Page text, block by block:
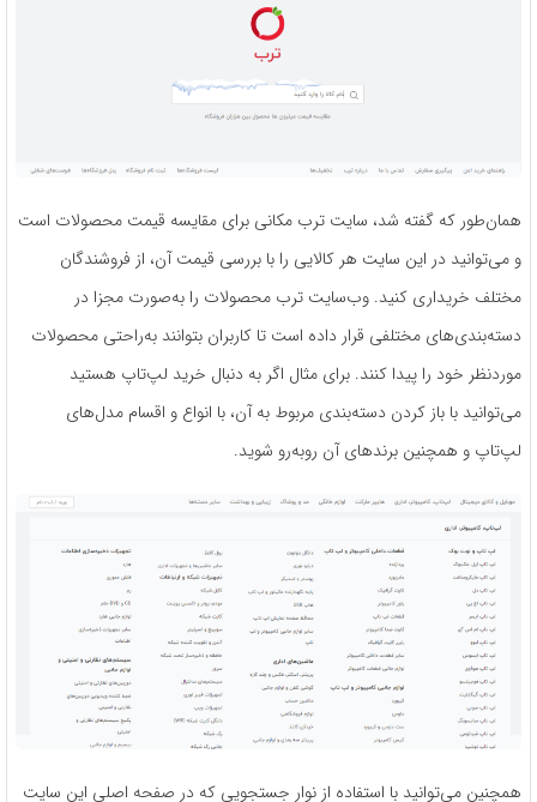
همان‌طور که گفته شد، سایت ترب مکانی برای مقایسه قیمت محصولات است
و می‌توانید در این سایت هر کالایی را با بررسی قیمت آن، از فروشندگان
مختلف خریداری کنید. وب‌سایت ترب محصولات را به‌صورت مجزا در
دسته‌بندی‌های مختلفی قرار داده است تا کاربران بتوانند به‌راحتی محصولات
موردنظر خود را پیدا کنند. برای مثال اگر به دنبال خرید لپ‌تاپ هستید
می‌توانید با باز کردن دسته‌بندی مربوط به آن، با انواع و اقسام مدل‌های
لپ‌تاپ و همچنین برندهای آن روبه‌رو شوید.
همچنین می‌توانید با استفاده از نوار جستجویی که در صفحه اصلی این سایت